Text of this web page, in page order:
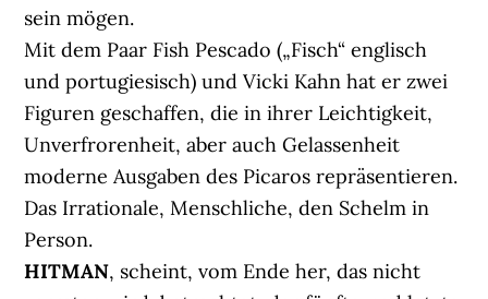
sein mögen.
Mit dem Paar Fish Pescado („Fisch“ englisch
und portugiesisch) und Vicki Kahn hat er zwei
Figuren geschaffen, die in ihrer Leichtigkeit,
Unverfrorenheit, aber auch Gelassenheit
moderne Ausgaben des Picaros repräsentieren.
Das Irrationale, Menschliche, den Schelm in
Person.
HITMAN, scheint, vom Ende her, das nicht